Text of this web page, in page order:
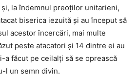
şi, la îndemnul preoţilor unitarieni,
biserica iezuită şi au început să
acestor încercări, mai multe
peste atacatori şi 14 dintre ei au
a făcut pe ceilalţi să se oprească
l un semn divin.